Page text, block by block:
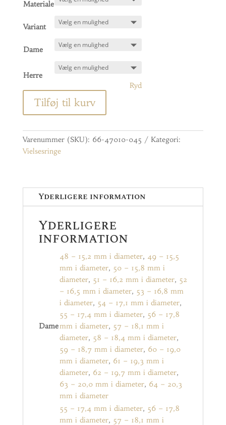
Materiale
Variant
Dame
Herre
Ryd
Tilføj til kurv
Varenummer (SKU): 66-47010-045
Kategori:
Vielsesringe
Yderligere information
Yderligere
information
Dame
48 – 15,2 mm i diameter, 49 – 15,5
mm i diameter, 50 – 15,8 mm i
diameter, 51 – 16,2 mm i diameter, 52
– 16,5 mm i diameter, 53 – 16,8 mm
i diameter, 54 – 17,1 mm i diameter,
55 – 17,4 mm i diameter, 56 – 17,8
mm i diameter, 57 – 18,1 mm i
diameter, 58 – 18,4 mm i diameter,
59 – 18,7 mm i diameter, 60 – 19,0
mm i diameter, 61 – 19,3 mm i
diameter, 62 – 19,7 mm i diameter,
63 – 20,0 mm i diameter, 64 – 20,3
mm i diameter
55 – 17,4 mm i diameter, 56 – 17,8
mm i diameter, 57 – 18,1 mm i